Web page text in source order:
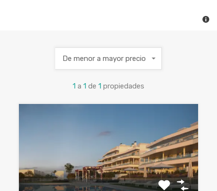
1 a 1 de 1 propiedades
De menor a mayor precio